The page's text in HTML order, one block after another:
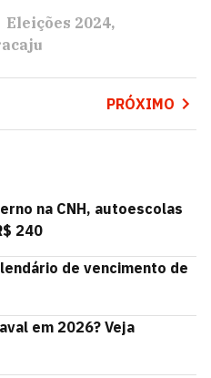
Eleições 2024
PRÓXIMO
na CNH, autoescolas
240
de vencimento de
em 2026? Veja